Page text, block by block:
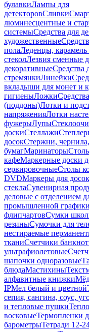
булавкиЛампы для
детекторовСливки
люминесцентные и
системыСредства для
художественные
полаЛеденцы,
стеколЛезвия сменные
декоративныеСредства
стремянкиЛинейки
вкладыши для монет и
гигиеныЛожки
(поддоны)Лотки и
напряженияЛотки
фужерыЛупы
доскиСтеллажи
досокСтержни,
бумагМаринаторы
кафеМаркерные доски
сервировочныеСтолы
DVDМаркеры для досок
стеклаСувенирная
деловые с отделением
промышленной графики
флипчартовСумки
резиныСумочки для
нестираемые
тканиСчетчики
ультрафиолетовые
шапочки одноразовые
блюдаМастихины
алфавитные книжки
IPМел белый и цветной
сепия, сангина, соус,
и тепловые пушки
восковыеТермопленки
барометрыТетради 12-